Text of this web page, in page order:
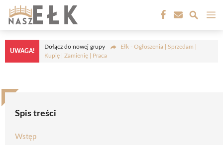
Przejdź
treści
UWAGA!
Dołącz do nowej grupy
Ełk - Ogłoszenia | Sprzedam |
Kupię | Zamienię | Praca
Spis treści
Wstęp